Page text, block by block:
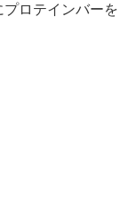
ロテインバーを